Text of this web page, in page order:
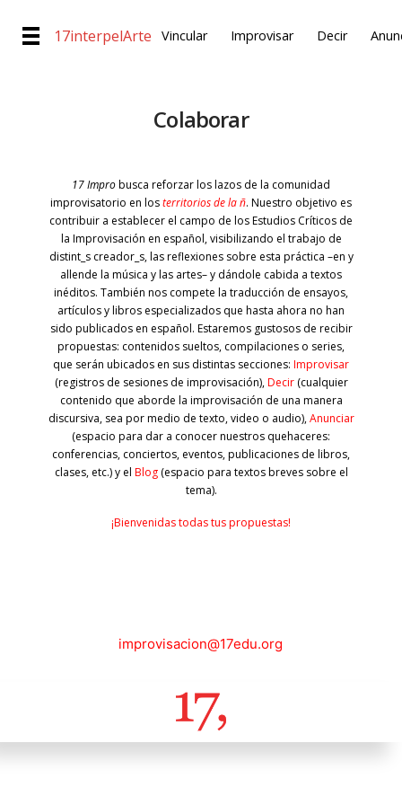
17interpelArte Vincular Improvisar Decir
Colaborar
17 Improbusca reforzar los lazos de la comunidad
improvisatorio en losterritorios de la ñ. Nuestro objetivo es
contribuir a establecer el campo de los Estudios Críticos de
la Improvisación en español, visibilizando el trabajo de
distint_s creador_s, las reflexiones sobre esta práctica –en y
allende la música y las artes– y dándole cabida a textos
inéditos. También nos compete la traducción de ensayos,
artículos y libros especializados que hasta ahora no han
sido publicados en español. Estaremos gustosos de recibir
propuestas: contenidos sueltos, compilaciones o series,
que serán ubicados en sus distintas secciones: Improvisar
(registros de sesiones de improvisación),Decir(cualquier
contenido que aborde la improvisación de una manera
discursiva, sea por medio de texto, video o audio),Anunciar
(espacio para dar a conocer nuestros quehaceres:
conferencias, conciertos, eventos, publicaciones de libros,
clases, etc.) y el Blog(espacio para textos breves sobre el
tema).
¡Bienvenidas todas tus propuestas!
improvisacion@17edu.org